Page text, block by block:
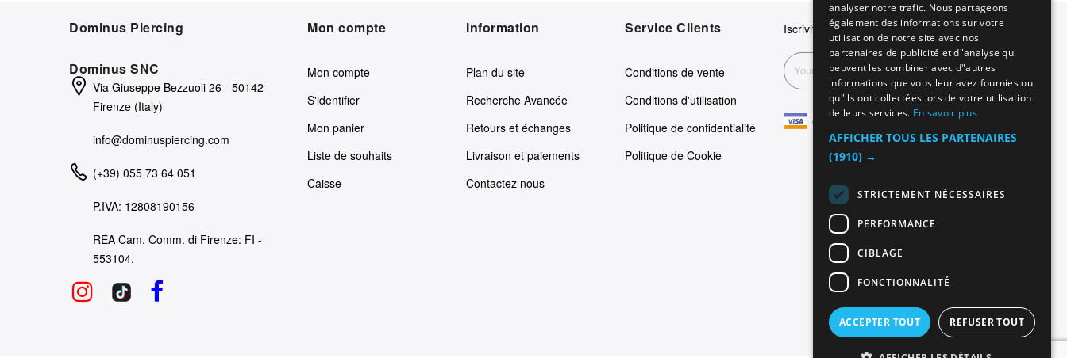
Dominus Piercing
Dominus SNC
Via Giuseppe Bezzuoli 26 - 50142
Firenze (Italy)
info@dominuspiercing.com
(+39) 055 73 64 051
P.IVA: 12808190156
REA Cam. Comm. di Firenze: FI -
553104.
Mon compte
Mon compte
S'identifier
Mon panier
Liste de souhaits
Caisse
Information
Plan du site
Recherche Avancée
Retours et échanges
Livraison et paiements
Contactez nous
Service Clients
Conditions de vente
Conditions d'utilisation
Politique de confidentialité
Politique de Cookie
Iscriviti alla nostra newsletter
Inscription
SPANISH
FRENCH
analyser notre trafic. Nous partageons
également des informations sur votre
utilisation de notre site avec nos
partenaires de publicité et d"analyse qui
peuvent les combiner avec d"autres
informations que vous leur avez fournies ou
qu"ils ont collectées lors de votre utilisation
de leurs services. En savoir plus
AFFICHER TOUS LES PARTENAIRES
(1910) →
STRICTEMENT NÉCESSAIRES
PERFORMANCE
CIBLAGE
FONCTIONNALITÉ
ACCEPTER TOUT REFUSER TOUT